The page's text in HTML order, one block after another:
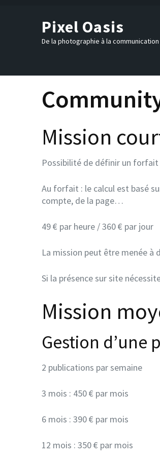
Pixel Oasis
De la photographie à la communication
Mission
Possibilité de définir un forfait
Au forfait : le calcul est basé
compte, de la page…
49 € par heure / 360 € par jour
La mission peut être menée à
Si la présence sur site
Mission
Gestion d’une
2 publications par semaine
3 mois : 450 € par mois
6 mois : 390 € par mois
12 mois : 350 € par mois